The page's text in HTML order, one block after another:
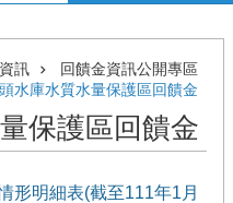
訊
回饋金資訊公開專區
水庫水質水量保護區回饋金
保護區回饋金
形明細表(截至111年1月